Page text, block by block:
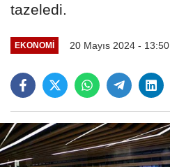
tazeledi.
EKONOMI 20 Mayıs 2024 - 13:50